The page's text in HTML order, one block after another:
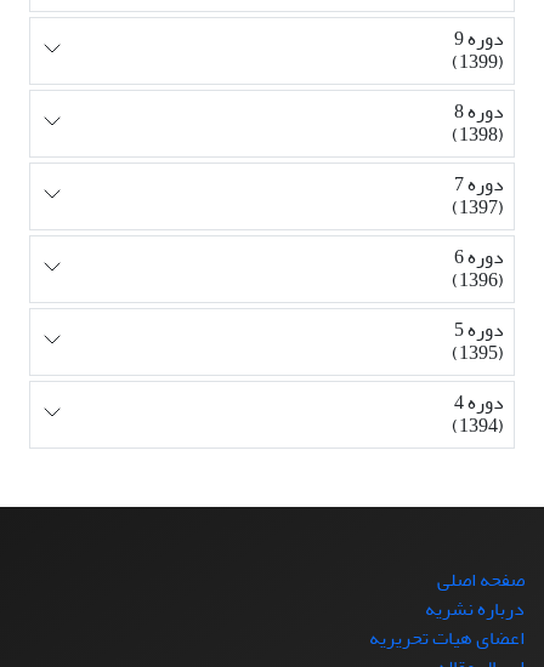
دوره 9
(1399)
دوره 8
(1398)
دوره 7
(1397)
دوره 6
(1396)
دوره 5
(1395)
دوره 4
(1394)
صفحه اصلی
درباره نشریه
اعضای هیات تحریریه